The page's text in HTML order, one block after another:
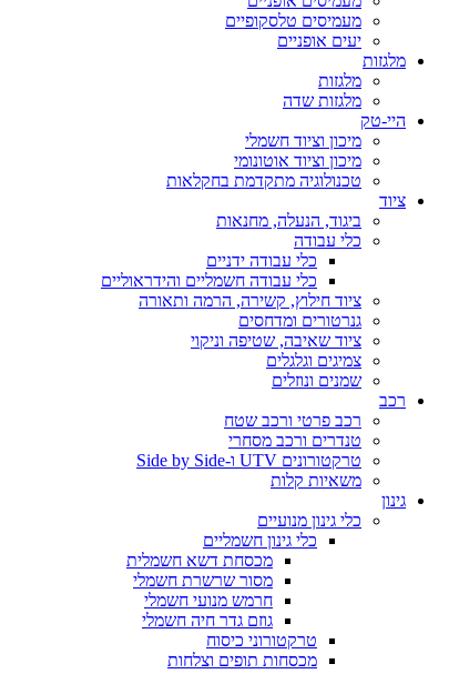
מעמיסים טלסקופיים
יעים אופניים
מלגזות
מלגזות
מלגזות שדה
היי-טק
מיכון וציוד חשמלי
מיכון וציוד אוטונומי
טכנולוגיה מתקדמת בחקלאות
ציוד
ביגוד, הנעלה, מחנאות
כלי עבודה
כלי עבודה ידניים
כלי עבודה חשמליים והידראוליים
ציוד חילוץ, קשירה, הרמה ותאורה
גנרטורים ומדחסים
ציוד שאיבה, שטיפה וניקוי
צמיגים וגלגלים
שמנים ונוזלים
רכב
רכב פרטי ורכב שטח
טנדרים ורכב מסחרי
טרקטורונים UTV ו-Side by Side
משאיות קלות
גינון
כלי גינון מנועיים
כלי גינון חשמליים
מכסחת דשא חשמלית
מסור שרשרת חשמלי
חרמש מנועי חשמלי
גוזם גדר חיה חשמלי
טרקטורוני כיסוח
מכסחות תופים וצלחות